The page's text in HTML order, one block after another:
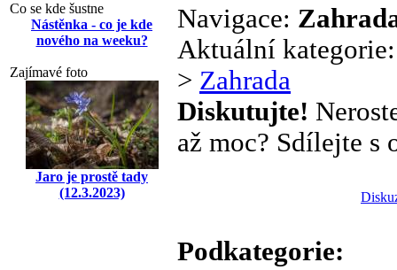
Co se kde šustne
Nástěnka - co je kde
nového na weeku?
Zajímavé foto
Jaro je prostě tady
(12.3.2023)
Navigace:
Aktuální
> Zahrada
Diskutujte!
až moc? Sdílejte s
Podkategorie: